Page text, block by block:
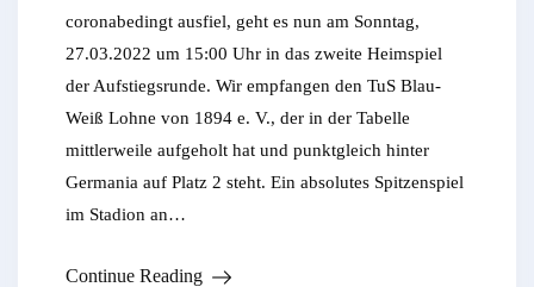
coronabedingt ausfiel, geht es nun am Sonntag,
27.03.2022 um 15:00 Uhr in das zweite Heimspiel
der Aufstiegsrunde. Wir empfangen den TuS Blau-
Weiß Lohne von 1894 e. V., der in der Tabelle
mittlerweile aufgeholt hat und punktgleich hinter
Germania auf Platz 2 steht. Ein absolutes Spitzenspiel
im Stadion an…
Continue Reading